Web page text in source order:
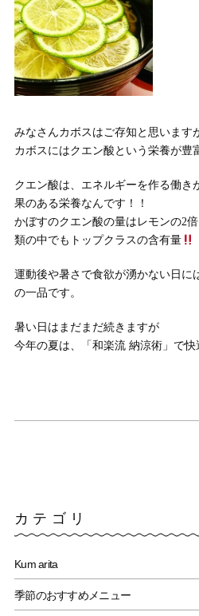
みなさんカボスはご存知と思います
カボスにはクエン酸という栄養が豊
クエン酸は、エネルギーを作る働き
果のある栄養なんです！！
かぼすのクエン酸の量はレモンの2
類の中でもトップクラスの含有量
運動後や暑さで食欲が湧かない日に
の一品です。
暑い日はまだまだ続きますが
今年の夏は、「和楽流 納涼術」で快
カテゴリ
Kum arita
季節のおすすめメニュー